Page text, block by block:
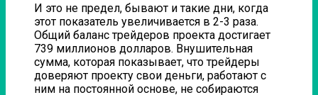
И это не предел, бывают и такие дни, когда
этот показатель увеличивается в 2-3 раза.
Общий баланс трейдеров проекта достигает
739 миллионов долларов. Внушительная
сумма, которая показывает, что трейдеры
доверяют проекту свои деньги, работают с
ним на постоянной основе, не собираются